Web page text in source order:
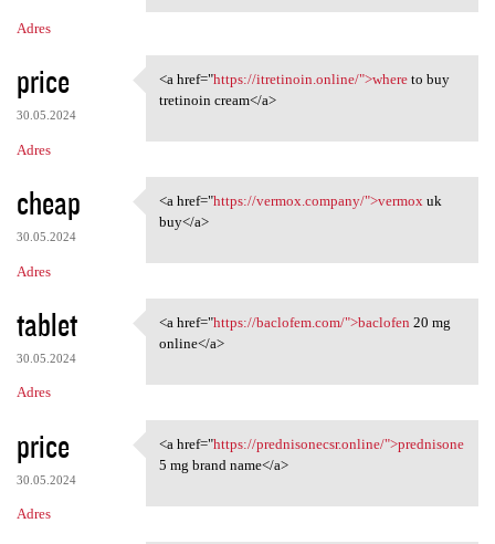
Adres
price
30.05.2024
Adres
<a href="https://itretinoin
<a href="https://itretinoin.online/">whereto buy
tretinoin cream</a>
cheap
30.05.2024
Adres
<a href="https://vermox
<a href="https://vermox.company/">vermoxuk
buy</a>
tablet
30.05.2024
Adres
<a href="https://baclofem.com
<a href="https://baclofem.com/">baclofen 20 mg
online</a>
price
30.05.2024
Adres
<a href="https:/
<a href="https://prednisonecsr.online/">prednisone
5 mg brand name</a>